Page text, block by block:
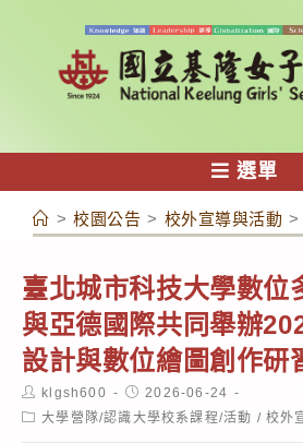
容
選單
> 校園公告 > 校外宣導與活動 >
臺北城市科技大學數位
與亞德國際共同舉辦
設計與數位繪圖創作研
Post
author:
klgsh600
Post
published:
2026-06-24
Post大學營隊/認識大學校系課程/活動 / 校外